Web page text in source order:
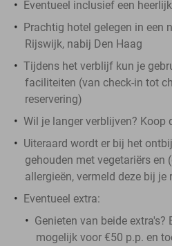
Eventueel inclusief een
Prachtig hotel gelegen in een
Rijswijk, nabij Den Haag
Tijdens het verblijf kun je
faciliteiten (van check-in tot
reservering)
Wil je langer verblijven? Koop
Uiteraard wordt er bij het
gehouden met vegetariërs en
allergieën, vermeld deze bij je
Eventueel extra:
Genieten van beide extra's?
mogelijk voor €50 p.p. en